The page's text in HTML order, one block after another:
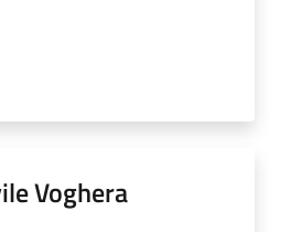
Voghera